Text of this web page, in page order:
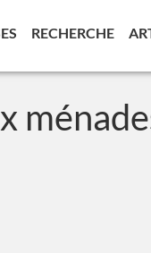
(CURRENT)
RECHERCHE